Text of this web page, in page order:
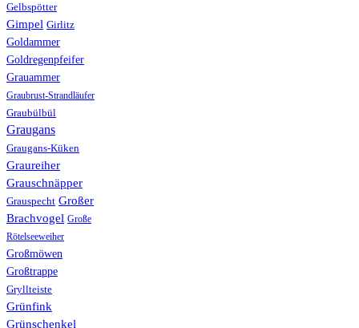
Gelbspötter
Gimpel Girlitz
Goldammer
Goldregenpfeifer
Grauammer
Graubrust-Strandläufer
Graubülbül
Graugans
Graugans-Küken
Graureiher
Grauschnäpper
Grauspecht Großer
Brachvogel Große
Rötelseeweiher
Großmöwen
Großtrappe
Gryllteiste
Grünfink
Grünschenkel